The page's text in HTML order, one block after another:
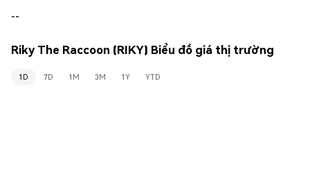
--
Riky The Raccoon (RIKY) Biểu đồ giá thị trường
1D 7D 1M 3M 1Y YTD